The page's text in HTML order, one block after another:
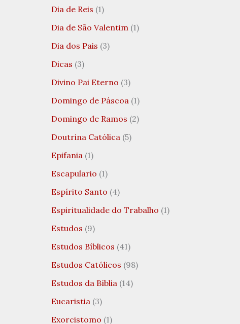
Dia de Reis (1)
Dia de São Valentim (1)
Dia dos Pais (3)
Dicas (3)
Divino Pai Eterno (3)
Domingo de Páscoa (1)
Domingo de Ramos (2)
Doutrina Católica (5)
Epifania (1)
Escapulario (1)
Espírito Santo (4)
Espiritualidade do Trabalho (1)
Estudos (9)
Estudos Bíblicos (41)
Estudos Católicos (98)
Estudos da Bíblia (14)
Eucaristia (3)
Exorcistomo (1)